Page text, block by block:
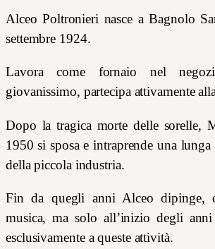
Alceo Poltronieri nasce a Bagnolo
settembre 1924.
Lavora come fornaio nel
giovanissimo, partecipa attivamente
Dopo la tragica morte delle sorelle,
1950 si sposa e intraprende una
della piccola industria.
Fin da quegli anni Alceo dipinge,
musica, ma solo all’inizio degli anni
esclusivamente a queste attività.